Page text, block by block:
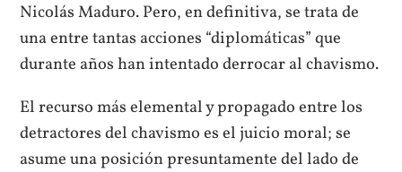
Nicolás Maduro. Pero, en definitiva, se trata de
una entre tantas acciones “diplomáticas” que
durante años han intentado derrocar al chavismo.
El recurso más elemental y propagado entre los
detractores del chavismo es el juicio moral; se
asume una posición presuntamente del lado de